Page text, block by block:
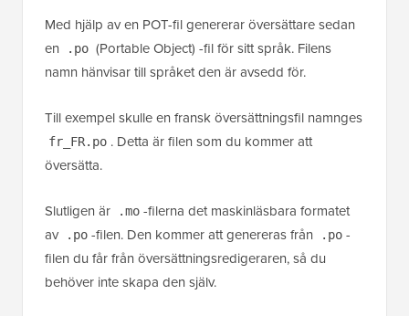
Med hjälp av en POT-fil genererar översättare sedan
en
.po (Portable Object) -fil för sitt språk. Filens
namn hänvisar till språket den är avsedd för.
Till exempel skulle en fransk översättningsfil namnges
fr_FR.po . Detta är filen som du kommer att
översätta.
Slutligen är .mo -filerna det maskinläsbara formatet
av
.po -filen. Den kommer att genereras från .po -
filen du får från översättningsredigeraren, så du
behöver inte skapa den själv.